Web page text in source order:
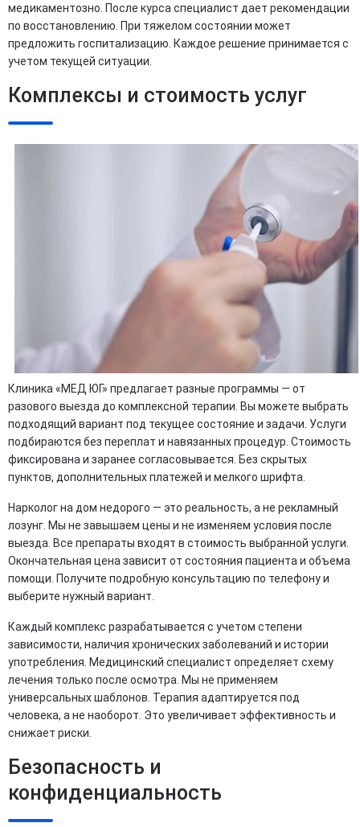
медикаментозно. После курса специалист дает рекомендации
по восстановлению. При тяжелом состоянии может
предложить госпитализацию. Каждое решение принимается с
учетом текущей ситуации.
Комплексы и стоимость услуг
Клиника «МЕД ЮГ» предлагает разные программы — от
разового выезда до комплексной терапии. Вы можете выбрать
подходящий вариант под текущее состояние и задачи. Услуги
подбираются без переплат и навязанных процедур. Стоимость
фиксирована и заранее согласовывается. Без скрытых
пунктов, дополнительных платежей и мелкого шрифта.
Нарколог на дом недорого — это реальность, а не рекламный
лозунг. Мы не завышаем цены и не изменяем условия после
выезда. Все препараты входят в стоимость выбранной услуги.
Окончательная цена зависит от состояния пациента и объема
помощи. Получите подробную консультацию по телефону и
выберите нужный вариант.
Каждый комплекс разрабатывается с учетом степени
зависимости, наличия хронических заболеваний и истории
употребления. Медицинский специалист определяет схему
лечения только после осмотра. Мы не применяем
универсальных шаблонов. Терапия адаптируется под
человека, а не наоборот. Это увеличивает эффективность и
снижает риски.
Безопасность и
конфиденциальность